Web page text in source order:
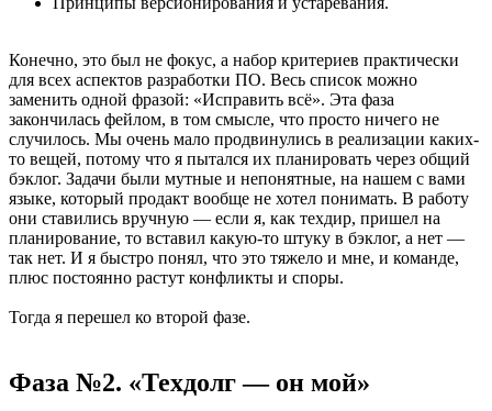
Конечно, это был не фокус, а набор критериев практически
для всех аспектов разработки ПО. Весь список можно
заменить одной фразой: «Исправить всё». Эта фаза
закончилась фейлом, в том смысле, что просто ничего не
случилось. Мы очень мало продвинулись в реализации каких-
то вещей, потому что я пытался их планировать через общий
бэклог. Задачи были мутные и непонятные, на нашем с вами
языке, который продакт вообще не хотел понимать. В работу
они ставились вручную — если я, как техдир, пришел на
планирование, то вставил какую-то штуку в бэклог, а нет —
так нет. И я быстро понял, что это тяжело и мне, и команде,
плюс постоянно растут конфликты и споры.
Тогда я перешел ко второй фазе.
Фаза №2. «Техдолг — он мой»